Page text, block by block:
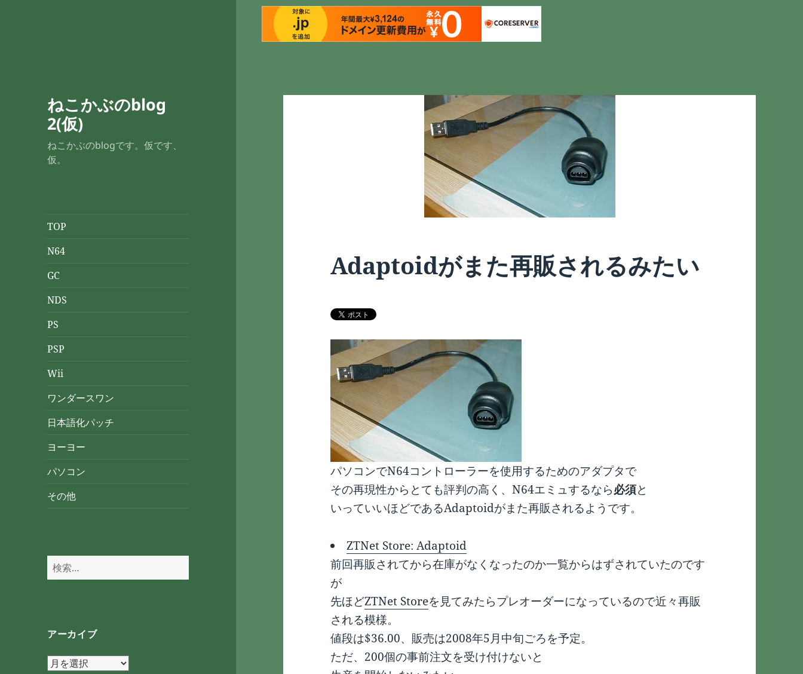
ねこかぶのblog
2(仮)
ねこかぶのblogです。仮です、
仮。
TOP
N64
GC
NDS
PS
PSP
Wii
ワンダースワン
日本語化パッチ
ヨーヨー
パソコン
その他
検
索:
アーカイブ
ア
Adaptoidがまた再販されるみたい
パソコンでN64コントローラーを使用するためのアダプタで
その再現性からとても評判の高く、N64エミュするなら必須と
いっていいほどであるAdaptoidがまた再販されるようです。
ZTNet Store: Adaptoid
前回再販されてから在庫がなくなったのか一覧からはずされていたのです
が
先ほどZTNet Storeを見てみたらプレオーダーになっているので近々再販
される模様。
値段は$36.00、販売は2008年5月中旬ごろを予定。
ただ、200個の事前注文を受け付けないと